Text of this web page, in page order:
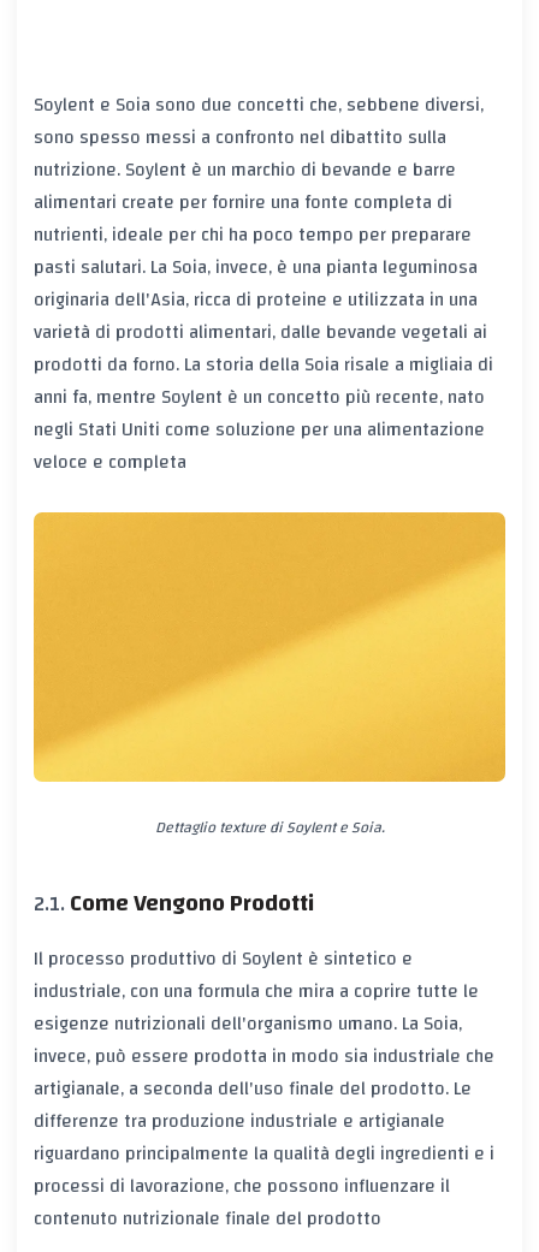
Soylent e Soia sono due concetti che, sebbene diversi,
sono spesso messi a confronto nel dibattito sulla
nutrizione. Soylent è un marchio di bevande e barre
alimentari create per fornire una fonte completa di
nutrienti, ideale per chi ha poco tempo per preparare
pasti salutari. La Soia, invece, è una pianta leguminosa
originaria dell'Asia, ricca di proteine e utilizzata in una
varietà di prodotti alimentari, dalle bevande vegetali ai
prodotti da forno. La storia della Soia risale a migliaia di
anni fa, mentre Soylent è un concetto più recente, nato
negli Stati Uniti come soluzione per una alimentazione
veloce e completa
Dettaglio texture di Soylent e Soia.
Come Vengono Prodotti
Il processo produttivo di Soylent è sintetico e
industriale, con una formula che mira a coprire tutte le
esigenze nutrizionali dell'organismo umano. La Soia,
invece, può essere prodotta in modo sia industriale che
artigianale, a seconda dell'uso finale del prodotto. Le
differenze tra produzione industriale e artigianale
riguardano principalmente la qualità degli ingredienti e i
processi di lavorazione, che possono influenzare il
contenuto nutrizionale finale del prodotto